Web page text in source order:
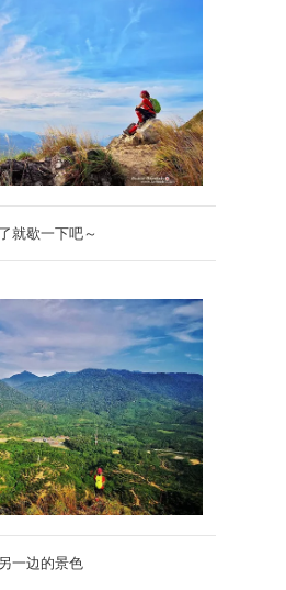
就歇一下吧～
另一边的景色